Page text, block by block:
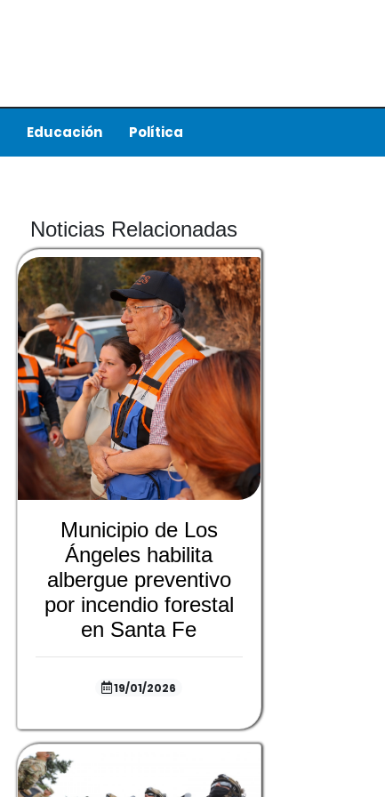
Educación Política
Noticias Relacionadas
Municipio de Los
Ángeles habilita
albergue preventivo
por incendio forestal
en Santa Fe
19/01/2026